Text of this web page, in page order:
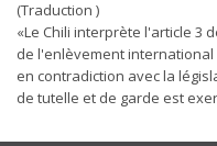
(Traduction )
«Le Chili interprète l'article 3
de l'enlèvement
en contradiction avec la
de tutelle et de garde est